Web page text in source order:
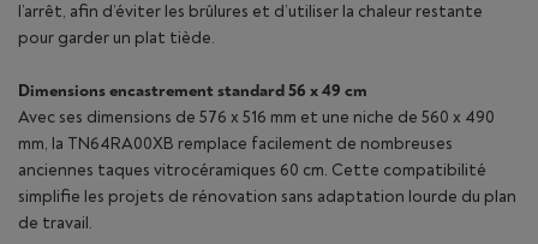
l’arrêt, afin d’éviter les brûlures et d’utiliser la chaleur restante
pour garder un plat tiède.
Dimensions encastrement standard 56 x 49 cm
Avec ses dimensions de 576 x 516 mm et une niche de 560 x 490
mm, la TN64RA00XB remplace facilement de nombreuses
anciennes taques vitrocéramiques 60 cm. Cette compatibilité
simplifie les projets de rénovation sans adaptation lourde du plan
de travail.